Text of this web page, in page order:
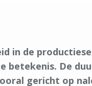
in de
betekenis. De
gericht op